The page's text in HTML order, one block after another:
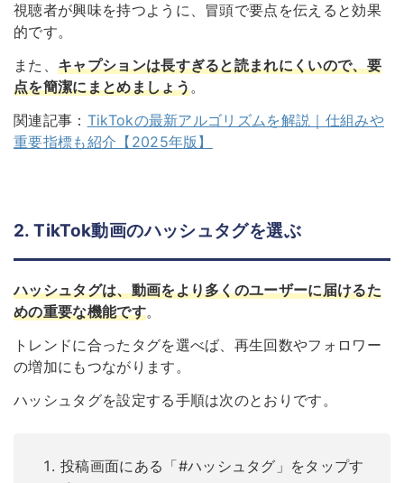
視聴者が興味を持つように、冒頭で要点を伝えると効果
的です。
また、 キャプションは長すぎると読まれにくいので、要
点を簡潔にまとめましょう。
関連記事： TikTokの最新アルゴリズムを解説｜仕組みや
重要指標も紹介【2025年版】
2. TikTok動画のハッシュタグを選ぶ
ハッシュタグは、動画をより多くのユーザーに届けるた
めの重要な機能です。
トレンドに合ったタグを選べば、再生回数やフォロワー
の増加にもつながります。
ハッシュタグを設定する手順は次のとおりです。
投稿画面にある「#ハッシュタグ」をタップす